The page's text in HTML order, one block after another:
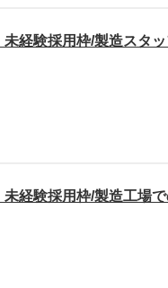
未経験採用枠/製造スタ
未経験採用枠/製造工場